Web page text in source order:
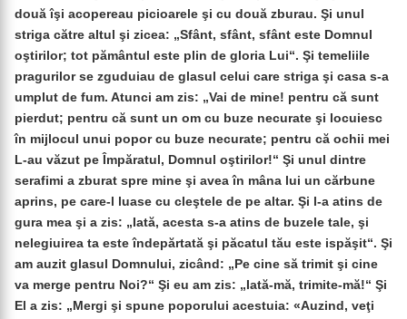
două îşi acopereau picioarele şi cu două zburau. Şi unul
striga către altul şi zicea: „Sfânt, sfânt, sfânt este Domnul
oştirilor; tot pământul este plin de gloria Lui“. Şi temeliile
pragurilor se zguduiau de glasul celui care striga şi casa s-a
umplut de fum. Atunci am zis: „Vai de mine! pentru că sunt
pierdut; pentru că sunt un om cu buze necurate şi locuiesc
în mijlocul unui popor cu buze necurate; pentru că ochii mei
L-au văzut pe Împăratul, Domnul oştirilor!“ Şi unul dintre
serafimi a zburat spre mine şi avea în mâna lui un cărbune
aprins, pe care-l luase cu cleştele de pe altar. Şi l-a atins de
gura mea şi a zis: „Iată, acesta s-a atins de buzele tale, şi
nelegiuirea ta este îndepărtată şi păcatul tău este ispăşit“. Şi
am auzit glasul Domnului, zicând: „Pe cine să trimit şi cine
va merge pentru Noi?“ Şi eu am zis: „Iată-mă, trimite-mă!“ Şi
El a zis: „Mergi şi spune poporului acestuia: «Auzind, veţi